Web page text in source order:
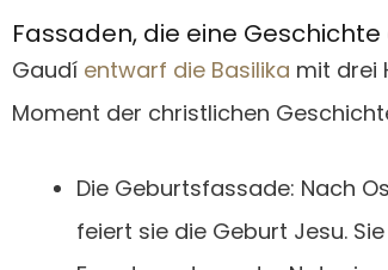
Fassaden, die eine
Gaudí entwarf die Basilika mit drei
Moment der christlichen
Die Geburtsfassade: Nach
feiert sie die Geburt Jesu.